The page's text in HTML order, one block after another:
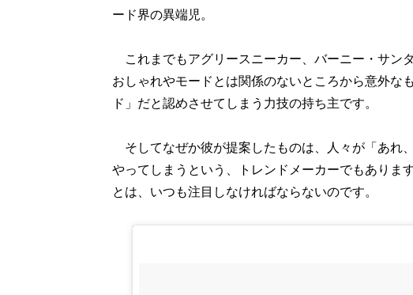
ード界の異端児。
これまでもアグリースニーカー、バーニー・サン
おしゃれやモードとは関係のないところから意外な
ド」だと認めさせてしまう力技の持ち主です。
そしてなぜか彼が提案したものは、人々が「あれ
やってしまうという、トレンドメーカーでもありま
とは、いつも注目しなければならないのです。